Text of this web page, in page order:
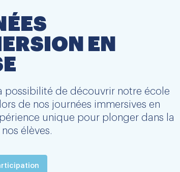
EN
possibilité de découvrir notre école
de nos journées immersives en
unique pour plonger dans la
élèves.